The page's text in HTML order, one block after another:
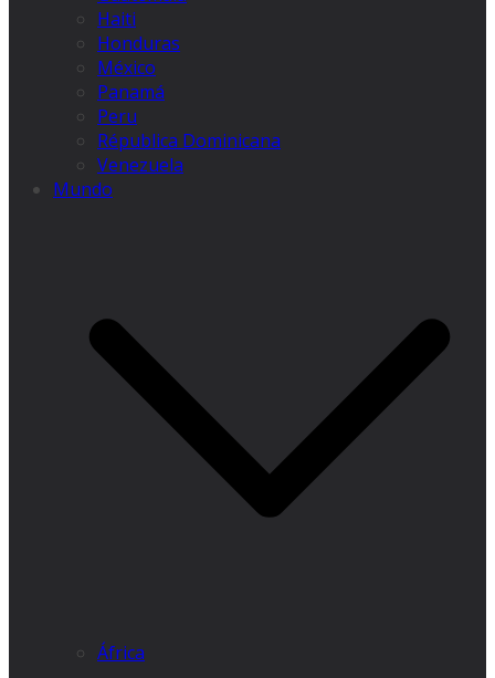
Haiti
Honduras
México
Panamá
Peru
Républica Dominicana
Venezuela
Mundo
África